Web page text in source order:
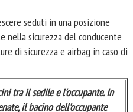
seduti in una posizione
nella sicurezza del conducente
di sicurezza e airbag in caso di
tra il sedile e l'occupante. In
il bacino dell'occupante